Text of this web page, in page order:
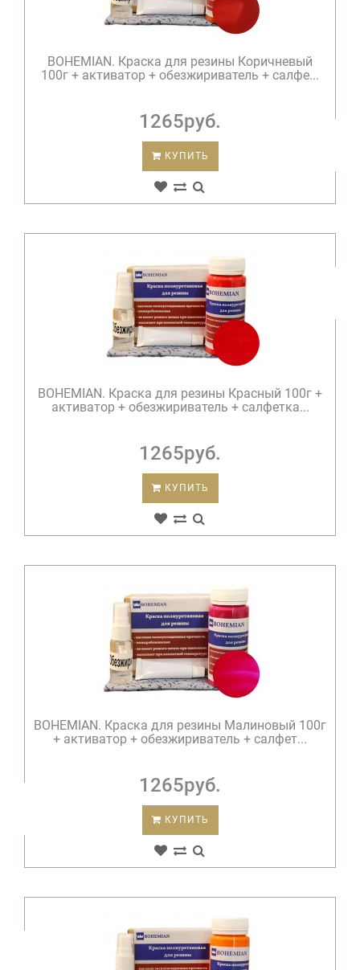
BOHEMIAN. Краска для резины Коричневый
100г + активатор + обезжириватель + салфе...
1265руб.
КУПИТЬ
BOHEMIAN. Краска для резины Красный 100г +
активатор + обезжириватель + салфетка...
1265руб.
КУПИТЬ
BOHEMIAN. Краска для резины Малиновый 100г
+ активатор + обезжириватель + салфет...
1265руб.
КУПИТЬ